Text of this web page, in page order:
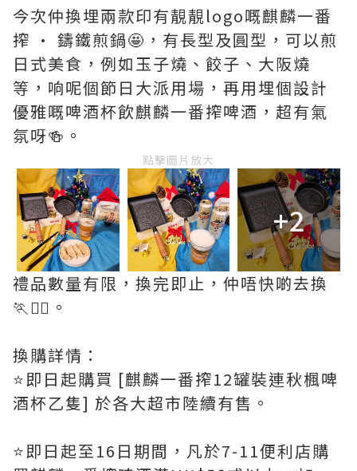
今次仲換埋兩款印有靚靚logo嘅麒麟一番
搾 • 鑄鐵煎鍋🤩，有長型及圓型，可以煎
日式美食，例如玉子燒、餃子、大阪燒
等，响呢個節日大派用場，再用埋個設計
優雅嘅啤酒杯飲麒麟一番搾啤酒，超有氣
氛呀🍻。
點擊圖片放大
+2
禮品數量有限，換完即止，仲唔快啲去換
🏃🏃‍♂️。
換購詳情：
⭐️即日起購買 [麒麟一番搾12罐裝連秋楓啤
酒杯乙隻] 於各大超市陸續有售。
⭐️即日起至16日期間，凡於7-11便利店購